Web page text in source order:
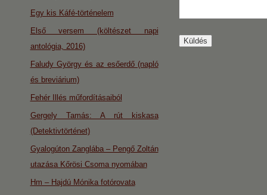
Egy kis Káfé-történelem
Első versem (költészet napi
antológia, 2016)
Faludy György és az esőerdő (napló
és breviárium)
Fehér Illés műfordításaiból
Gergely Tamás: A rút kiskasa
(Detektivtörténet)
Gyalogúton Zanglába – Pengő Zoltán
utazása Kőrösi Csoma nyomában
Hm – Hajdú Mónika fotórovata